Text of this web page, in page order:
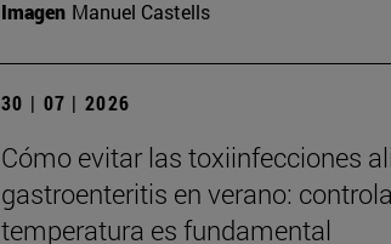
Imagen Manuel Castells
30 | 07 | 2026
Cómo evitar las toxiinfecciones
gastroenteritis en verano:
temperatura es fundamental